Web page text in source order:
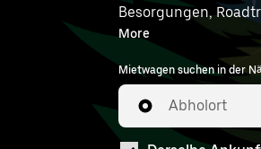
Besorgungen,
More
Mietwagen suchen in der
Abholort